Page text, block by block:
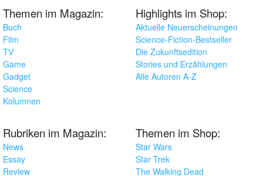
Themen im Magazin:
Buch
Film
TV
Game
Gadget
Science
Kolumnen
Highlights im Shop:
Aktuelle Neuerscheinungen
Science-Fiction-Bestseller
Die Zukunftsedition
Stories und Erzählungen
Alle Autoren A-Z
Rubriken im Magazin:
News
Essay
Review
Themen im Shop:
Star Wars
Star Trek
The Walking Dead